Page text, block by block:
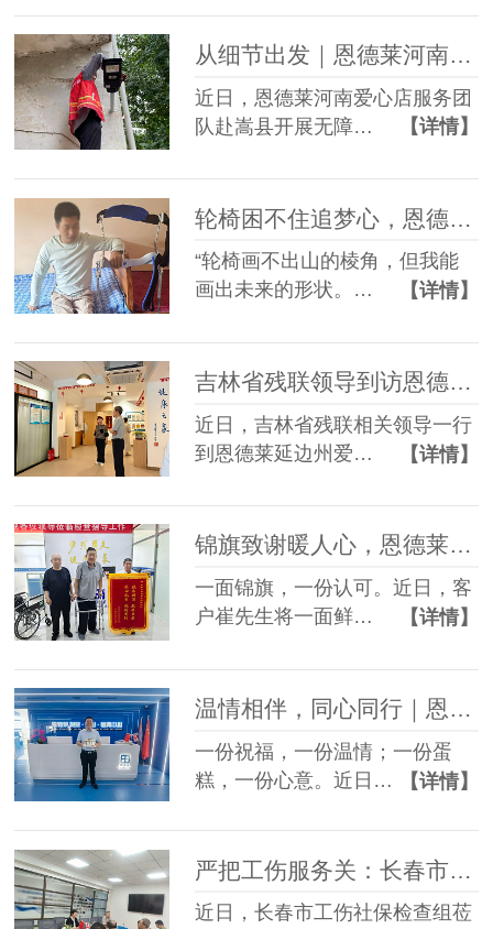
从细节出发｜恩德莱河南爱心店开展嵩县无障碍改造项目
近日，恩德莱河南爱心店服务团
队赴嵩县开展无障…
【详情】
轮椅困不住追梦心，恩德莱西安爱心店助力截瘫小伙绘就自强未来
“轮椅画不出山的棱角，但我能
画出未来的形状。…
【详情】
吉林省残联领导到访恩德莱延边州爱心店调研指导工作
近日，吉林省残联相关领导一行
到恩德莱延边州爱…
【详情】
锦旗致谢暖人心，恩德莱匠心助客户康复前行
一面锦旗，一份认可。近日，客
户崔先生将一面鲜…
【详情】
温情相伴，同心同行｜恩德莱暖心员工生日会，定格美好时光
一份祝福，一份温情；一份蛋
糕，一份心意。近日…
【详情】
严把工伤服务关：长春市社保检查组赴恩德莱爱心店督导档案工作
近日，长春市工伤社保检查组莅